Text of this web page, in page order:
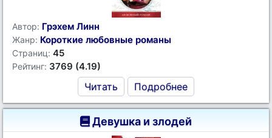
Автор: Грэхем Линн
Жанр: Короткие любовные романы
Страниц: 45
Рейтинг: 3769 (4.19)
Читать Подробнее
Девушка и злодей